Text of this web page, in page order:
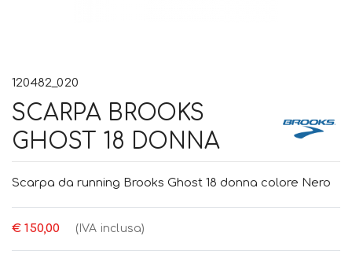
120482_020
SCARPA BROOKS
GHOST 18 DONNA
Scarpa da running Brooks Ghost 18 donna colore Nero
€ 150,00 (IVA inclusa)